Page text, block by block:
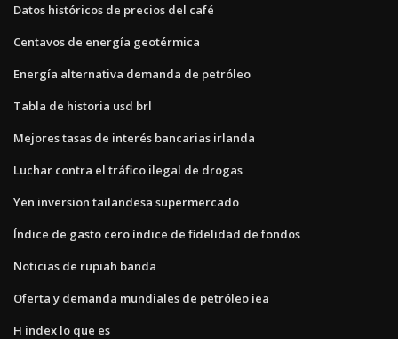
Datos históricos de precios del café
Centavos de energía geotérmica
Energía alternativa demanda de petróleo
Tabla de historia usd brl
Mejores tasas de interés bancarias irlanda
Luchar contra el tráfico ilegal de drogas
Yen inversion tailandesa supermercado
Índice de gasto cero índice de fidelidad de fondos
Noticias de rupiah banda
Oferta y demanda mundiales de petróleo iea
H index lo que es